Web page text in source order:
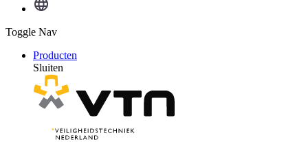
Toggle Nav
Producten
Sluiten